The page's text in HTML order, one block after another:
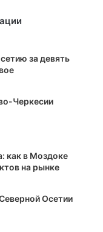
за девять
Черкесии
как в Моздоке
на рынке
Осетии